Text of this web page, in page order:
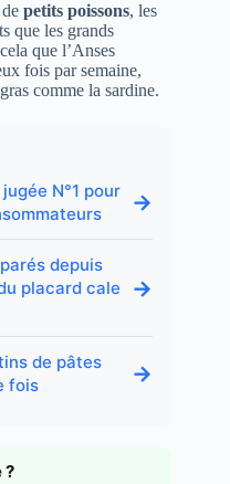
petits poissons, les
que les grands
que l’Anses
fois par semaine,
comme la sardine.
N°1 pour
→
depuis
placard cale
→
de pâtes
fois
→
?